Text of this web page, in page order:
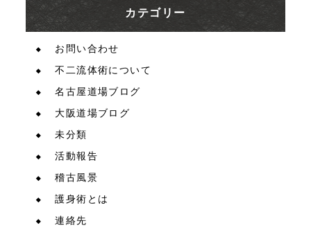
カテゴリー
お問い合わせ
不二流体術について
名古屋道場ブログ
大阪道場ブログ
未分類
活動報告
稽古風景
護身術とは
連絡先